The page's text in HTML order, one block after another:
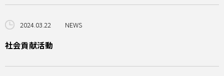
2024.03.22 NEWS
社会貢献活動